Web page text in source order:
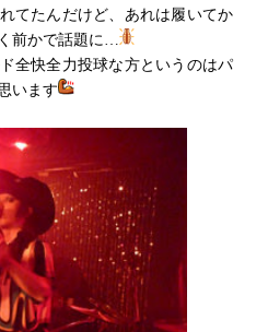
てたんだけど、あれは履いてか
前かで話題に…
全快全力投球な方というのはパ
います